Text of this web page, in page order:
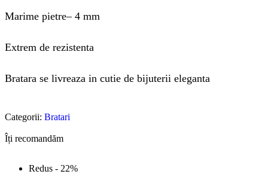
Marime pietre– 4 mm
Extrem de rezistenta
Bratara se livreaza in cutie de bijuterii eleganta
Categorii: Bratari
Îți recomandăm
Redus - 22%